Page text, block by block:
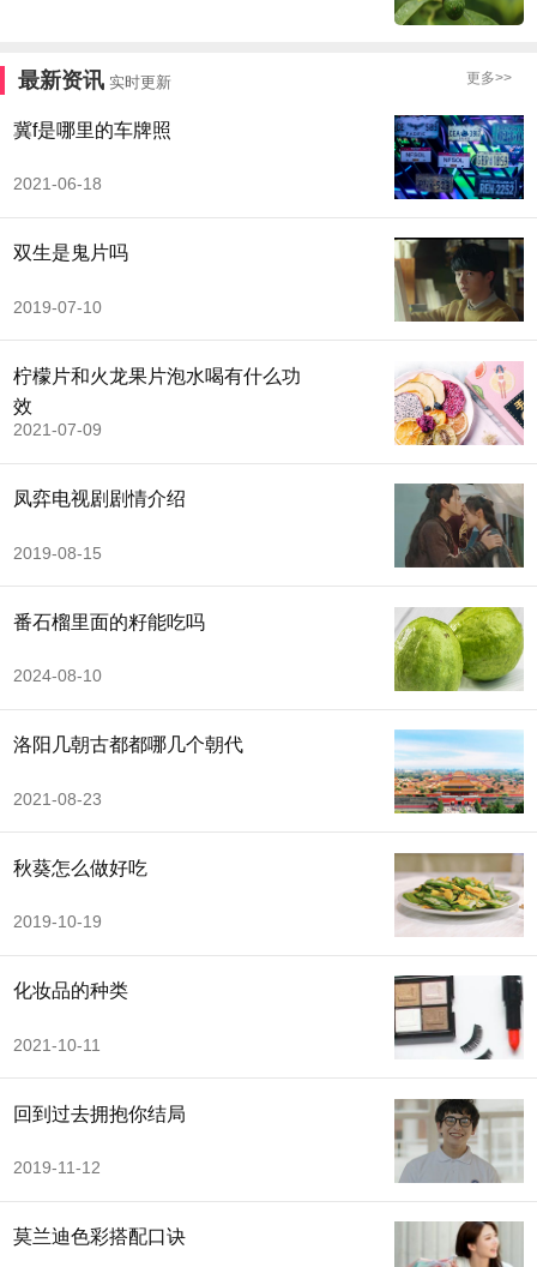
最新资讯 实时更新 更多>>
冀f是哪里的车牌照
2021-06-18
双生是鬼片吗
2019-07-10
柠檬片和火龙果片泡水喝有什么功
效
2021-07-09
凤弈电视剧剧情介绍
2019-08-15
番石榴里面的籽能吃吗
2024-08-10
洛阳几朝古都都哪几个朝代
2021-08-23
秋葵怎么做好吃
2019-10-19
化妆品的种类
2021-10-11
回到过去拥抱你结局
2019-11-12
莫兰迪色彩搭配口诀